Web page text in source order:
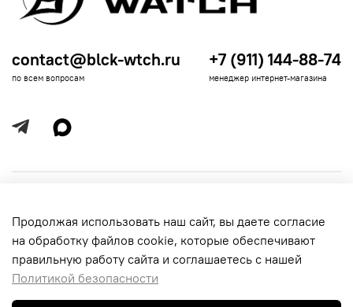
Информация для покупателей
contact@blck-wtch.ru
по всем вопросам
+7 (911) 144-88-74
менеджер интернет-магазина
Продолжая использовать наш сайт, вы даете согласие
на обработку файлов cookie, которые обеспечивают
правильную работу сайта и соглашаетесь с нашей
Политикой безопасности
обработки